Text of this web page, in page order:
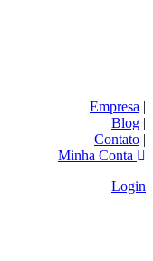
Empresa |
Blog |
Contato |
Minha Conta
Login